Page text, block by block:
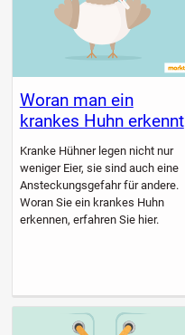
Woran man ein
krankes Huhn erkennt
Kranke Hühner legen nicht nur
weniger Eier, sie sind auch eine
Ansteckungsgefahr für andere.
Woran Sie ein krankes Huhn
erkennen, erfahren Sie hier.